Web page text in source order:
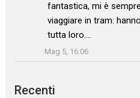
fantastica, mi è
viaggiare in tram:
tutta loro.…
”
Mag 5, 16:06
Recenti